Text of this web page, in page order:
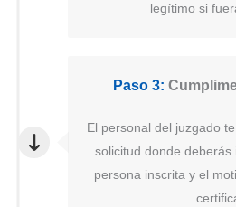
legítimo si
Paso 3:
El personal del juzgado
solicitud donde
persona inscrita y el